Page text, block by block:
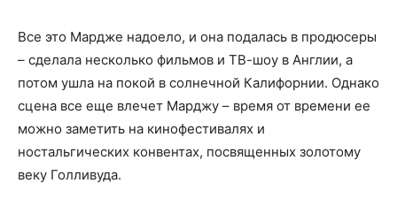
Все это Мардже надоело, и она подалась в продюсеры
– сделала несколько фильмов и ТВ-шоу в Англии, а
потом ушла на покой в солнечной Калифорнии. Однако
сцена все еще влечет Марджу – время от времени ее
можно заметить на кинофестивалях и
ностальгических конвентах, посвященных золотому
веку Голливуда.